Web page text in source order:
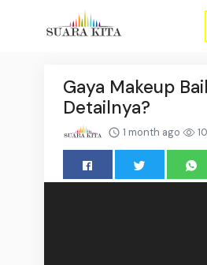
Gaya Makeup
Detailnya?
1 month ago